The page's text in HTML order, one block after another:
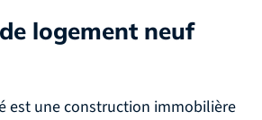
logement neuf
est une construction immobilière